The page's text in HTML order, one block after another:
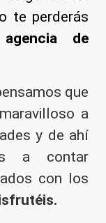
te perderás
agencia de
que
a
y de ahí
a contar
con los